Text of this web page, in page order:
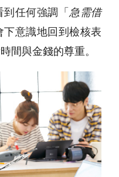
任何強調「 急需借
意識地回到檢核表
與金錢的尊重。